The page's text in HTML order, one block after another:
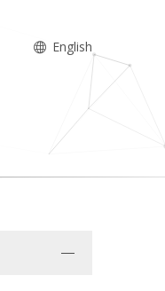
English